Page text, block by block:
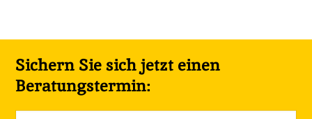
Sichern Sie sich jetzt einen
Beratungstermin: